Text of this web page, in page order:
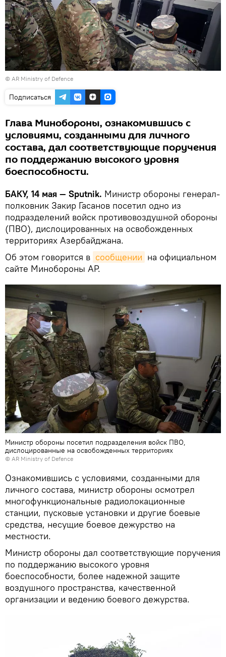
© AR Ministry of Defence
Подписаться
Глава Минобороны, ознакомившись с
условиями, созданными для личного
состава, дал соответствующие поручения
по поддержанию высокого уровня
боеспособности.
БАКУ, 14 мая — Sputnik. Министр обороны генерал-
полковник Закир Гасанов посетил одно из
подразделений войск противовоздушной обороны
(ПВО), дислоцированных на освобожденных
территориях Азербайджана.
Об этом говорится в сообщении на официальном
сайте Минобороны АР.
Министр обороны посетил подразделения войск ПВО,
дислоцированные на освобожденных территориях
© AR Ministry of Defence
Ознакомившись с условиями, созданными для
личного состава, министр обороны осмотрел
многофункциональные радиолокационные
станции, пусковые установки и другие боевые
средства, несущие боевое дежурство на
местности.
Министр обороны дал соответствующие поручения
по поддержанию высокого уровня
боеспособности, более надежной защите
воздушного пространства, качественной
организации и ведению боевого дежурства.